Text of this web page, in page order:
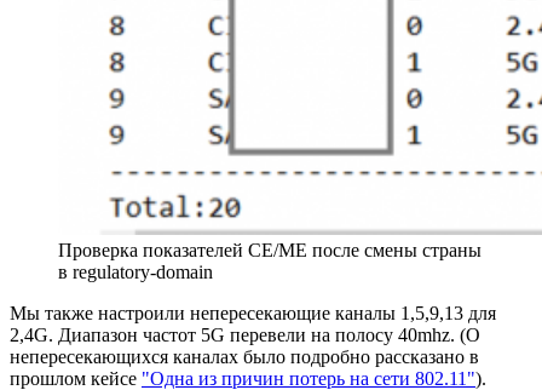
Проверка показателей CE/ME после смены страны
в regulatory-domain
Мы также настроили непересекающие каналы 1,5,9,13 для
2,4G. Диапазон частот 5G перевели на полосу 40mhz. (О
непересекающихся каналах было подробно рассказано в
прошлом кейсе "Одна из причин потерь на сети 802.11").